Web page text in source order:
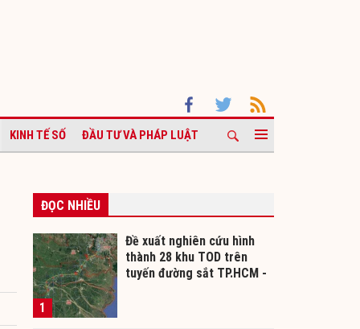
KINH TẾ SỐ ĐẦU TƯ VÀ PHÁP LUẬT
ĐỌC NHIỀU
1
Đề xuất nghiên cứu hình
thành 28 khu TOD trên
tuyến đường sắt TP.HCM -